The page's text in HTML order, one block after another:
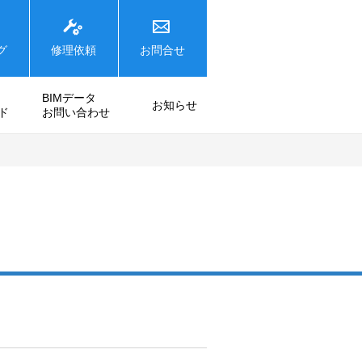
修理依頼 お問合せ
BIMデータ
お問い合わせ
お知らせ